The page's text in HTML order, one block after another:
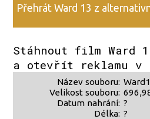
Přehrát Ward 13 z
Stáhnout film Ward
a otevřít reklamu v
Název souboru:
Velikost souboru:
Datum nahrání:
Délka:
?
?